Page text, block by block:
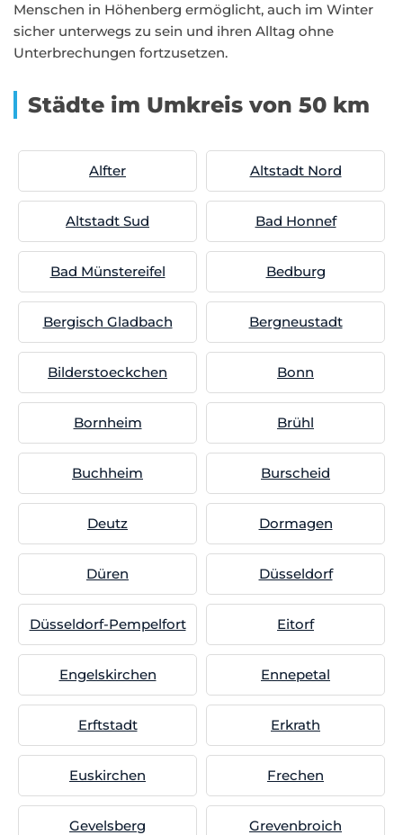
Menschen in Höhenberg ermöglicht, auch im Winter
sicher unterwegs zu sein und ihren Alltag ohne
Unterbrechungen fortzusetzen.
Städte im Umkreis von 50 km
Alfter Altstadt Nord
Altstadt Sud Bad Honnef
Bad Münstereifel Bedburg
Bergisch Gladbach Bergneustadt
Bilderstoeckchen Bonn
Bornheim Brühl
Buchheim Burscheid
Deutz Dormagen
Düren Düsseldorf
Düsseldorf-Pempelfort Eitorf
Engelskirchen Ennepetal
Erftstadt Erkrath
Euskirchen Frechen
Gevelsberg Grevenbroich